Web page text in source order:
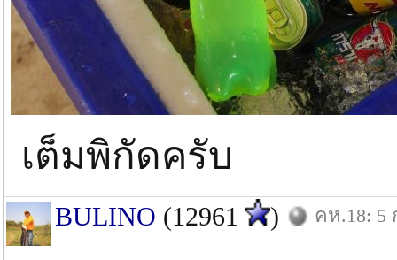
เต็มพิกัดครับ
BULINO (12961 ) คห.18: 5